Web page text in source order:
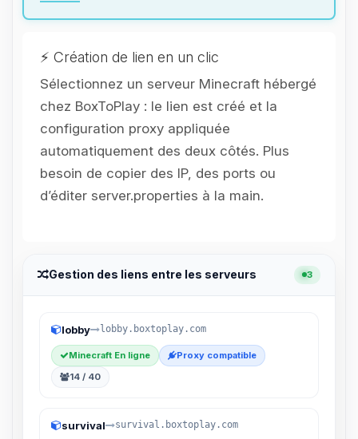
⚡ Création de lien en un clic
Sélectionnez un serveur Minecraft hébergé
chez BoxToPlay : le lien est créé et la
configuration proxy appliquée
automatiquement des deux côtés. Plus
besoin de copier des IP, des ports ou
d’éditer server.properties à la main.
Gestion des liens entre les serveurs 3
lobby lobby.boxtoplay.com
Minecraft En ligne
Proxy compatible
14 / 40
survival survival.boxtoplay.com
assistant BoxToPlay. Dis-moi ce dont
petits circuits pour t’aider.